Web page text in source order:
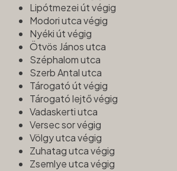
Lipótmezei út végig
Modori utca végig
Nyéki út végig
Ötvös János utca
Széphalom utca
Szerb Antal utca
Tárogató út végig
Tárogató lejtő végig
Vadaskerti utca
Versec sor végig
Völgy utca végig
Zuhatag utca végig
Zsemlye utca végig